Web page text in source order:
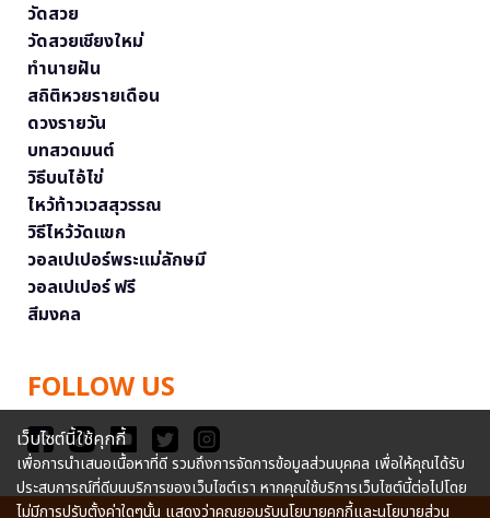
วัดสวย
วัดสวยเชียงใหม่
ทำนายฝัน
สถิติหวยรายเดือน
ดวงรายวัน
บทสวดมนต์
วิธีบนไอ้ไข่
ไหว้ท้าวเวสสุวรรณ
วิธีไหว้วัดแขก
วอลเปเปอร์พระแม่ลักษมี
วอลเปเปอร์ ฟรี
สีมงคล
FOLLOW US
เว็บไซต์นี้ใช้คุกกี้
เพื่อการนำเสนอเนื้อหาที่ดี รวมถึงการจัดการข้อมูลส่วนบุคคล เพื่อให้คุณได้รับ
ประสบการณ์ที่ดีบนบริการของเว็บไซต์เรา หากคุณใช้บริการเว็บไซต์นี้ต่อไปโดย
ไม่มีการปรับตั้งค่าใดๆนั้น แสดงว่าคุณยอมรับนโยบายคุกกี้และนโยบายส่วน